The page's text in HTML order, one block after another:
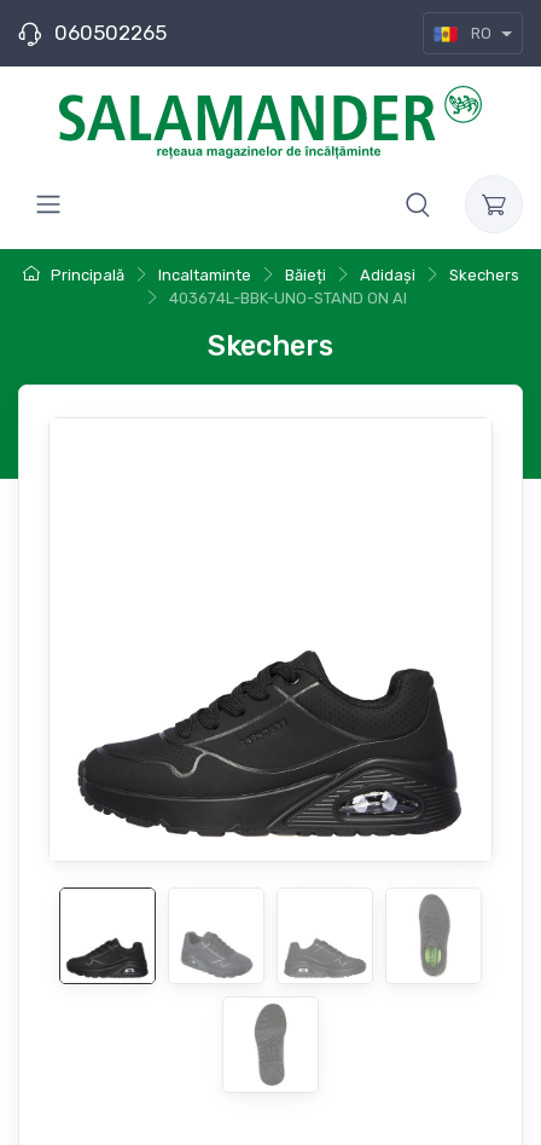
060502265 RO
Principală Incaltaminte Băieți Adidași
Skechers
403674L-BBK-UNO-STAND ON AI
Skechers